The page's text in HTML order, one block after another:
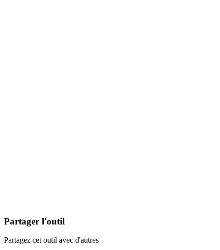
Partager l'outil
Partagez cet outil avec d'autres